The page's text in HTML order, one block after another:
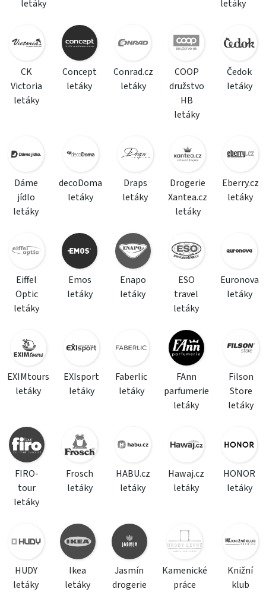
letáky letáky
CK
Victoria
letáky
Concept
letáky
Conrad.cz
letáky
COOP
družstvo
HB
letáky
Čedok
letáky
Dáme
jídlo
letáky
decoDoma
letáky
Draps
letáky
Drogerie
Xantea.cz
letáky
Eberry.cz
letáky
Eiffel
Optic
letáky
Emos
letáky
Enapo
letáky
ESO
travel
letáky
Euronova
letáky
EXIMtours
letáky
EXIsport
letáky
Faberlic
letáky
FAnn
parfumerie
letáky
Filson
Store
letáky
FIRO-
tour
letáky
Frosch
letáky
HABU.cz
letáky
Hawaj.cz
letáky
HONOR
letáky
HUDY
letáky
Ikea
letáky
Jasmín
drogerie
Kamenické
práce
Knižní
klub